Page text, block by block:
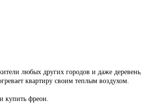
любых других городов и даже
квартиру своим теплым воздухом.
купить фреон.